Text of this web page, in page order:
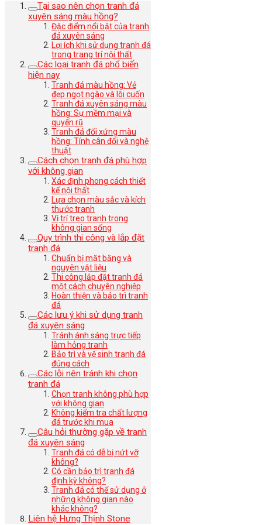
Tại sao nên chọn tranh đá
xuyên sáng màu hồng?
Đặc điểm nổi bật của tranh
đá xuyên sáng
Lợi ích khi sử dụng tranh đá
trong trang trí nội thất
Các loại tranh đá phổ biến
hiện nay
Tranh đá màu hồng: Vẻ
đẹp ngọt ngào và lôi cuốn
Tranh đá xuyên sáng màu
hồng: Sự mềm mại và
quyến rũ
Tranh đá đối xứng màu
hồng: Tính cân đối và nghệ
thuật
Cách chọn tranh đá phù hợp
với không gian
Xác định phong cách thiết
kế nội thất
Lựa chọn màu sắc và kích
thước tranh
Vị trí treo tranh trong
không gian sống
Quy trình thi công và lắp đặt
tranh đá
Chuẩn bị mặt bằng và
nguyên vật liệu
Thi công lắp đặt tranh đá
một cách chuyên nghiệp
Hoàn thiện và bảo trì tranh
đá
Các lưu ý khi sử dụng tranh
đá xuyên sáng
Tránh ánh sáng trực tiếp
làm hỏng tranh
Bảo trì và vệ sinh tranh đá
đúng cách
Các lỗi nên tránh khi chọn
tranh đá
Chọn tranh không phù hợp
với không gian
Không kiểm tra chất lượng
đá trước khi mua
Câu hỏi thường gặp về tranh
đá xuyên sáng
Tranh đá có dễ bị nứt vỡ
không?
Có cần bảo trì tranh đá
định kỳ không?
Tranh đá có thể sử dụng ở
những không gian nào
khác không?
Liên hệ Hưng Thịnh Stone